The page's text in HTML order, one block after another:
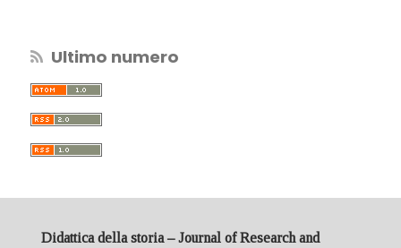
Ultimo numero
Didattica della storia – Journal of Research and